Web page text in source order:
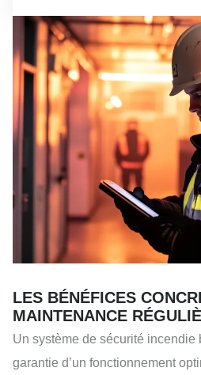
LES BÉNÉFICES
MAINTENANCE
Un système de sécurité incendie
garantie d’un fonctionnement